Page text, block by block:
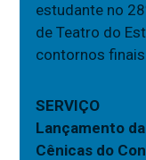
estudante no
de Teatro do
contornos finais
SERVIÇO
Lançamento
Cênicas do